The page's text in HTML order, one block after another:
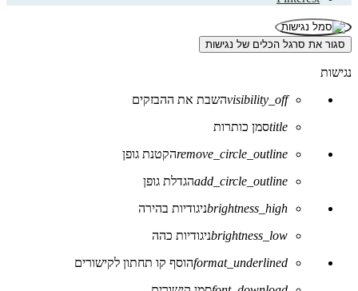
סגור את סרגל הכלים של נגישות
נגישות
visibility_offהשבת את ההבזקים
titleסמן כותרות
remove_circle_outlineהקטנת גופן
add_circle_outlineהגדלת גופן
brightness_highניגודיות בהירה
brightness_lowניגודיות כהה
format_underlinedהוסף קו תחתון לקישורים